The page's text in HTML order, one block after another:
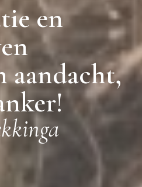
en
aandacht,